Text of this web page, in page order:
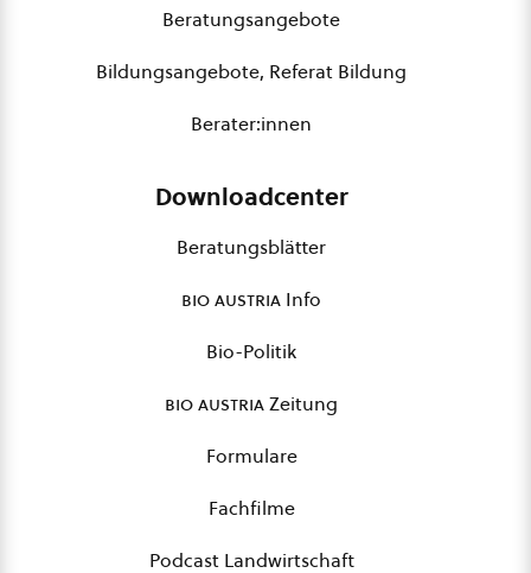
Beratungsangebote
Bildungsangebote, Referat Bildung
Berater:innen
Downloadcenter
Beratungsblätter
bio austria Info
Bio-Politik
bio austriaZeitung
Formulare
Fachfilme
Podcast Landwirtschaft